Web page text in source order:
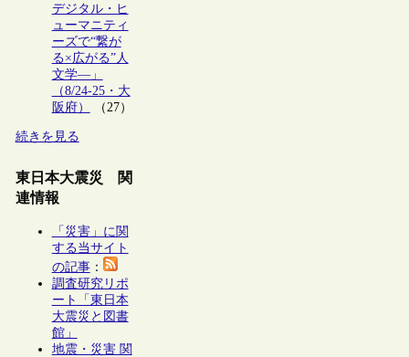
デジタル・ヒ
ューマニティ
ーズで“繋が
る×広がる”人
文学―」
（8/24-25・大
阪府）
（27）
続きを見る
東日本大震災 関
連情報
「災害」に関
する当サイト
の記事：
調査研究リポ
ート「東日本
大震災と図書
館」
地震・災害 関